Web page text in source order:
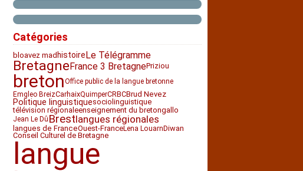
Catégories
bloavez mad histoireLe Télégramme
BretagneFrance 3 BretagnePriziou
bretonOffice public de la langue bretonne
Emgleo BreizCarhaixQuimperCRBCBrud Nevez
Politique linguistiquesociolinguistique
télévision régionaleenseignement du bretongallo
Jean Le Dû Brestlangues régionales
langues de FranceOuest-FranceLena LouarnDiwan
Conseil Culturel de Bretagne
langue